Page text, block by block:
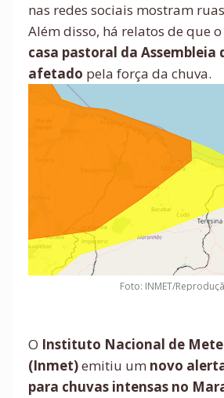
nas redes sociais mostram
Além disso, há relatos de que o
casa pastoral da Assembleia
afetado pela força da chuva.
Foto: INMET/
O Instituto Nacional de
(Inmet)emitiu um novo
para chuvas intensas no